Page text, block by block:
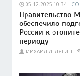
05.12.2025 10:34
Правительство
обеспечило
России к
периоду
МИХАИЛ ДЕЛЯГИН